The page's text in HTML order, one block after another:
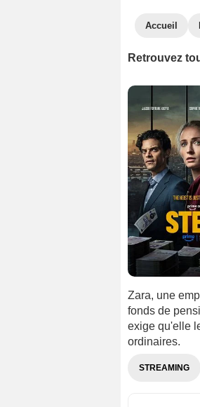
Accueil
Retrouvez
Zara, une
fonds de
exige qu'elle
ordinaires.
STREAMING